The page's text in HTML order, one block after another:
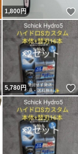
いいね！
1,800円
いいね！
5,780円